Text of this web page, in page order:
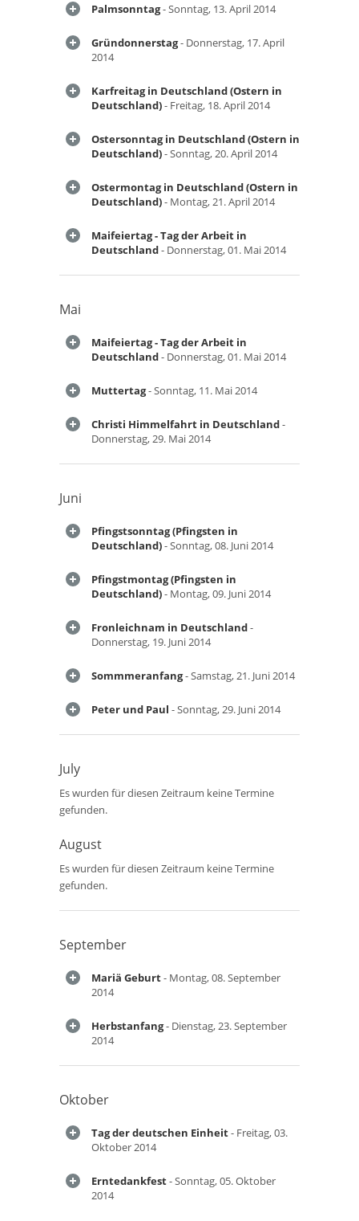
Palmsonntag- Sonntag, 13. April 2014
Gründonnerstag- Donnerstag, 17. April
2014
Karfreitag in Deutschland (Ostern in
Deutschland)- Freitag, 18. April 2014
Ostersonntag in Deutschland (Ostern in
Deutschland)- Sonntag, 20. April 2014
Ostermontag in Deutschland (Ostern in
Deutschland)- Montag, 21. April 2014
Maifeiertag - Tag der Arbeit in
Deutschland- Donnerstag, 01. Mai 2014
Mai
Maifeiertag - Tag der Arbeit in
Deutschland- Donnerstag, 01. Mai 2014
Muttertag- Sonntag, 11. Mai 2014
Christi Himmelfahrt in Deutschland-
Donnerstag, 29. Mai 2014
Juni
Pfingstsonntag (Pfingsten in
Deutschland)- Sonntag, 08. Juni 2014
Pfingstmontag (Pfingsten in
Deutschland)- Montag, 09. Juni 2014
Fronleichnam in Deutschland-
Donnerstag, 19. Juni 2014
Sommmeranfang- Samstag, 21. Juni 2014
Peter und Paul - Sonntag, 29. Juni 2014
July
Es wurden für diesen Zeitraum keine Termine
gefunden.
August
Es wurden für diesen Zeitraum keine Termine
gefunden.
September
Mariä Geburt- Montag, 08. September
2014
Herbstanfang- Dienstag, 23. September
2014
Oktober
Tag der deutschen Einheit- Freitag, 03.
Oktober 2014
Erntedankfest- Sonntag, 05. Oktober
2014